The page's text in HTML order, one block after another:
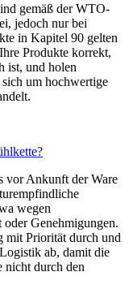
gemäß der WTO-
jedoch nur bei
in Kapitel 90 gelten
Produkte korrekt,
ist, und holen
um hochwertige
vor Ankunft der Ware
wegen
Genehmigungen.
mit Priorität durch und
ab, damit die
nicht durch den